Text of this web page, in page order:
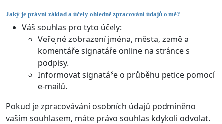
Jaký je právní základ a účely ohledně zpracování údajů o mě?
Váš souhlas pro tyto účely:
Veřejné zobrazení jména, města, země a
komentáře signatáře online na stránce s
podpisy.
Informovat signatáře o průběhu petice pomocí
e-mailů.
Pokud je zpracovávání osobních údajů podmíněno
vaším souhlasem, máte právo souhlas kdykoli odvolat.